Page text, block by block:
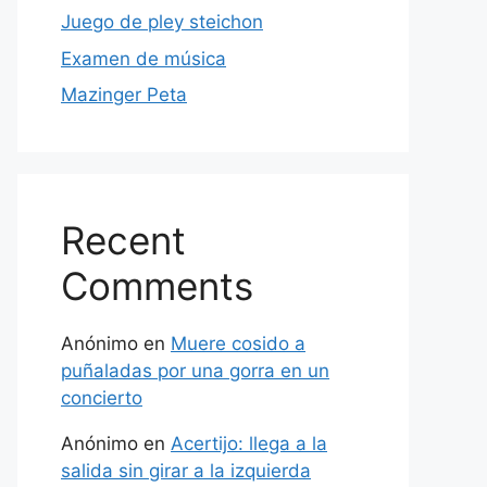
Juego de pley steichon
Examen de música
Mazinger Peta
Recent
Comments
Anónimo en Muere cosido a
puñaladas por una gorra en un
concierto
Anónimo en Acertijo: llega a la
salida sin girar a la izquierda